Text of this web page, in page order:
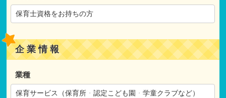
保育士資格をお持ちの方
企業情報
業種
保育サービス（保育所・ 認定こども園 ・ 学童クラブなど）